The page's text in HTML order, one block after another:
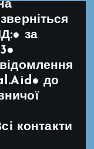
за
до
контакти